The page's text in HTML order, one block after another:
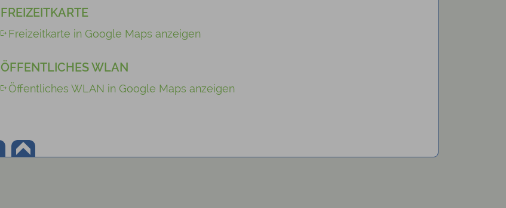
FREIZEITKARTE
Freizeitkarte in Google Maps anzeigen
ÖFFENTLICHES WLAN
Öffentliches WLAN in Google Maps anzeigen